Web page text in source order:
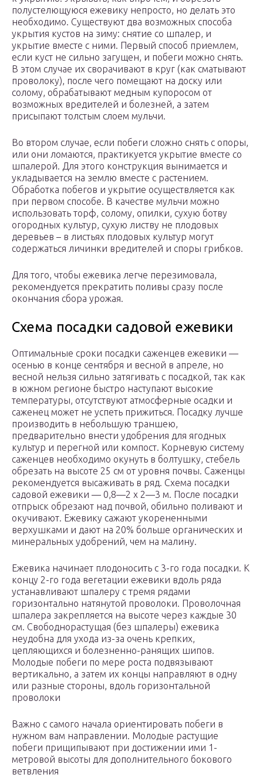
полустелющуюся ежевику непросто, но делать это
необходимо. Существуют два возможных способа
укрытия кустов на зиму: снятие со шпалер, и
укрытие вместе с ними. Первый способ приемлем,
если куст не сильно загущен, и побеги можно снять.
В этом случае их сворачивают в круг (как сматывают
проволоку), после чего помещают на доску или
солому, обрабатывают медным купоросом от
возможных вредителей и болезней, а затем
присыпают толстым слоем мульчи.
Во втором случае, если побеги сложно снять с опоры,
или они ломаются, практикуется укрытие вместе со
шпалерой. Для этого конструкция вынимается и
укладывается на землю вместе с растением.
Обработка побегов и укрытие осуществляется как
при первом способе. В качестве мульчи можно
использовать торф, солому, опилки, сухую ботву
огородных культур, сухую листву не плодовых
деревьев – в листьях плодовых культур могут
содержаться личинки вредителей и споры грибков.
Для того, чтобы ежевика легче перезимовала,
рекомендуется прекратить поливы сразу после
окончания сбора урожая.
Схема посадки садовой ежевики
Оптимальные сроки посадки саженцев ежевики —
осенью в конце сентября и весной в апреле, но
весной нельзя сильно затягивать с посадкой, так как
в южном регионе быстро наступают высокие
температуры, отсутствуют атмосферные осадки и
саженец может не успеть прижиться. Посадку лучше
производить в небольшую траншею,
предварительно внести удобрения для ягодных
культур и перегной или компост. Корневую систему
саженцев необходимо окунуть в болтушку, стебель
обрезать на высоте 25 см от уровня почвы. Саженцы
рекомендуется высаживать в ряд. Схема посадки
садовой ежевики — 0,8—2 х 2—3 м. После посадки
отпрыск обрезают над почвой, обильно поливают и
окучивают. Ежевику сажают укорененными
верхушками и дают на 20% больше органических и
минеральных удобрений, чем на малину.
Ежевика начинает плодоносить с 3-го года посадки. К
концу 2-го года вегетации ежевики вдоль ряда
устанавливают шпалеру с тремя рядами
горизонтально натянутой проволоки. Проволочная
шпалера закрепляется на высоте через каждые 30
см. Свободнорастущая (без шпалеры) ежевика
неудобна для ухода из-за очень крепких,
цепляющихся и болезненно-ранящих шипов.
Молодые побеги по мере роста подвязывают
вертикально, а затем их концы направляют в одну
или разные стороны, вдоль горизонтальной
проволоки
Важно с самого начала ориентировать побеги в
нужном вам направлении. Молодые растущие
побеги прищипывают при достижении ими 1-
метровой высоты для дополнительного бокового
ветвления